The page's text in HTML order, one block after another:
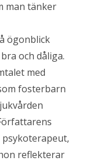
man tänker
ögonblick
och dåliga.
med
fosterbarn
reflekterar